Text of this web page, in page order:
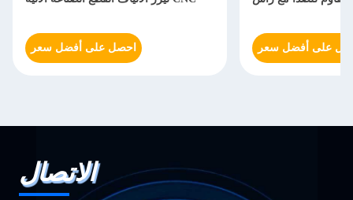
احصل على أفضل سعر على أفضل سعر
الاتصال